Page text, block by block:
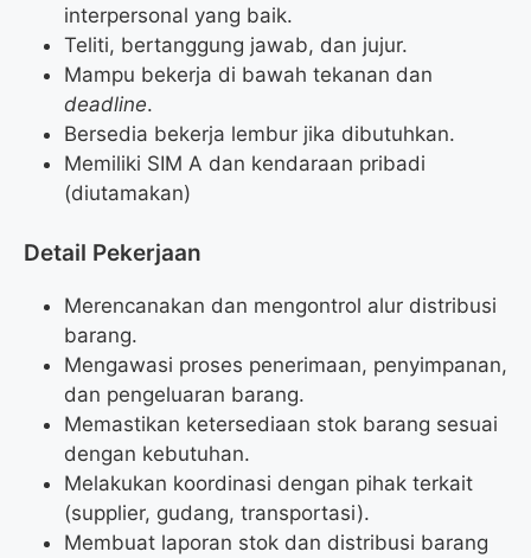
interpersonal yang baik.
Teliti, bertanggung jawab, dan jujur.
Mampu bekerja di bawah tekanan dan
deadline.
Bersedia bekerja lembur jika dibutuhkan.
Memiliki SIM A dan kendaraan pribadi
(diutamakan)
Detail Pekerjaan
Merencanakan dan mengontrol alur distribusi
barang.
Mengawasi proses penerimaan, penyimpanan,
dan pengeluaran barang.
Memastikan ketersediaan stok barang sesuai
dengan kebutuhan.
Melakukan koordinasi dengan pihak terkait
(supplier, gudang, transportasi).
Membuat laporan stok dan distribusi barang